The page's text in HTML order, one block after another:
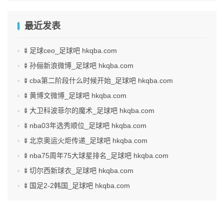
最近发表
🍢足球ceo_足球吧 hkqba.com
🍢孙俪新浪微博_足球吧 hkqba.com
🍢cba第二阶段什么时候开始_足球吧 hkqba.com
🍢黄博文微博_足球吧 hkqba.com
🍢大卫科波菲尔的魔术_足球吧 hkqba.com
🍢nba03年选秀顺位_足球吧 hkqba.com
🍢北京奥运火炬传递_足球吧 hkqba.com
🍢nba75周年75大球星排名_足球吧 hkqba.com
🍢切尔西新球衣_足球吧 hkqba.com
🍢国足2-2韩国_足球吧 hkqba.com